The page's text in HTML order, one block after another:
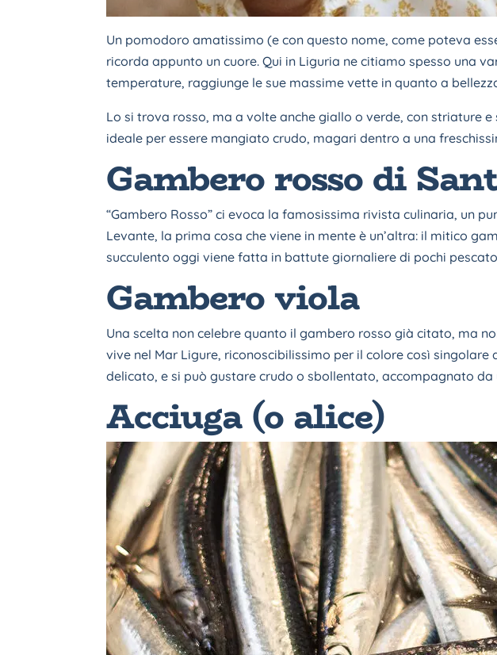
Un pomodoro amatissimo (e con questo nome, come poteva
ricorda appunto un cuore. Qui in Liguria ne citiamo spesso una
temperature, raggiunge le sue massime vette in quanto a
Lo si trova rosso, ma a volte anche giallo o verde, con striature
ideale per essere mangiato crudo, magari dentro a una
Gambero rosso di
“Gambero Rosso” ci evoca la famosissima rivista culinaria, un
Levante, la prima cosa che viene in mente è un’altra: il mitico
succulento oggi viene fatta in battute giornaliere di pochi
Gambero viola
Una scelta non celebre quanto il gambero rosso già citato, ma
vive nel Mar Ligure, riconoscibilissimo per il colore così
delicato, e si può gustare crudo o sbollentato, accompagnato
Acciuga (o alice)